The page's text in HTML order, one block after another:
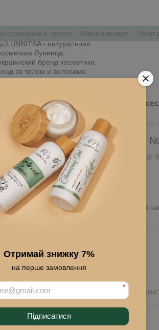
Отримай знижку 7%
на перше замовлення
*
Підписатися
соглашение и оферта Обмен и возврат
Наборы косметики
Главная Лицо
Карандаш для губ
В наличии Артикул: L157
200 грн
% Войти для отображения
Купить